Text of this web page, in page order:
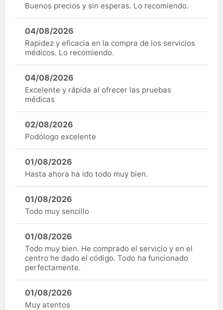
Buenos precios y sin esperas. Lo recomiendo.
04/08/2026
Rapidez y eficacia en la compra de los servicios
médicos. Lo recomiendo.
04/08/2026
Excelente y rápida al ofrecer las pruebas
médicas
02/08/2026
Podólogo excelente
01/08/2026
Hasta ahora ha ido todo muy bien.
01/08/2026
Todo muy sencillo
01/08/2026
Todo muy bien. He comprado el servicio y en el
centro he dado el código. Todo ha funcionado
perfectamente.
01/08/2026
Muy atentos